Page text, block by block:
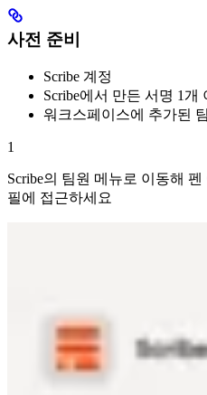
사전 준비
Scribe 계정
Scribe에서 만든 서명 1개
워크스페이스에 추가된
1
Scribe의 팀원 메뉴로 이동해
필에 접근하세요